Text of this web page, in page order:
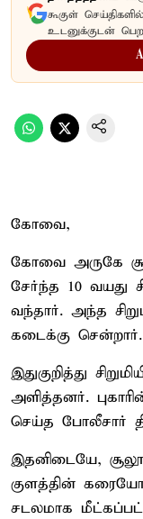
கூகுள்
உடனுக்குடன் பெற
கோவை,
கோவை அருகே
சேர்ந்த 10 வயது
வந்தார். அந்த
கடைக்கு
இதுகுறித்து
அளித்தனர்.
செய்த போலீசார்
இதனிடையே,
குளத்தின்
சடலமாக